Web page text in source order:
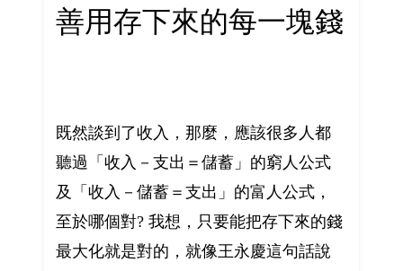
善用存下來的每一塊錢
既然談到了收入，那麼，應該很多人都
聽過「收入－支出＝儲蓄」的窮人公式
及「收入－儲蓄＝支出」的富人公式，
至於哪個對? 我想，只要能把存下來的錢
最大化就是對的，就像王永慶這句話說